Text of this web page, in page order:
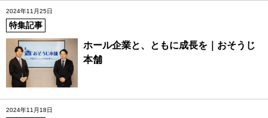
2024年11月25日
特集記事
ホール企業と、ともに成長を｜おそうじ
本舗
2024年11月18日